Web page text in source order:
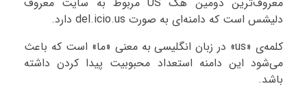
دلیشس است که دامنه‌ای به صورت del.icio.us دارد.
کلمه‌ی «us» در زبان انگلیسی به معنی «ما» است که باعث
می‌شود این دامنه استعداد محبوبیت پیدا کردن داشته
باشد.